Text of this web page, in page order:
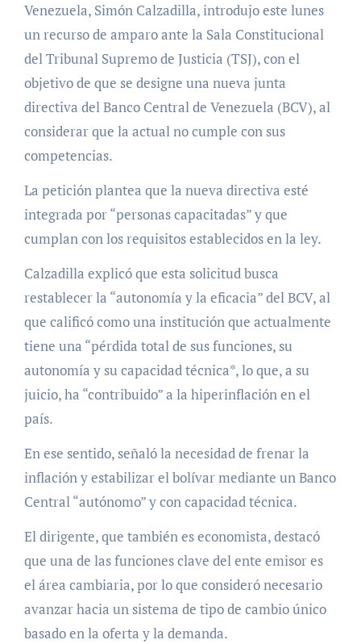
Venezuela, Simón Calzadilla, introdujo este lunes
un recurso de amparo ante la Sala Constitucional
del Tribunal Supremo de Justicia (TSJ), con el
objetivo de que se designe una nueva junta
directiva del Banco Central de Venezuela (BCV), al
considerar que la actual no cumple con sus
competencias.
La petición plantea que la nueva directiva esté
integrada por “personas capacitadas” y que
cumplan con los requisitos establecidos en la ley.
Calzadilla explicó que esta solicitud busca
restablecer la “autonomía y la eficacia” del BCV, al
que calificó como una institución que actualmente
tiene una “pérdida total de sus funciones, su
autonomía y su capacidad técnica*, lo que, a su
juicio, ha “contribuido” a la hiperinflación en el
país.
En ese sentido, señaló la necesidad de frenar la
inflación y estabilizar el bolívar mediante un Banco
Central “autónomo” y con capacidad técnica.
El dirigente, que también es economista, destacó
que una de las funciones clave del ente emisor es
el área cambiaria, por lo que consideró necesario
avanzar hacia un sistema de tipo de cambio único
basado en la oferta y la demanda.